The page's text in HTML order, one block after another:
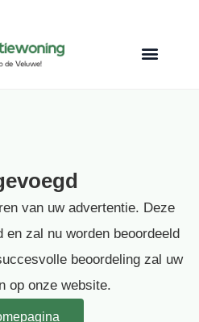
van uw advertentie. Deze
zal nu worden beoordeeld
beoordeling zal uw
op onze website.